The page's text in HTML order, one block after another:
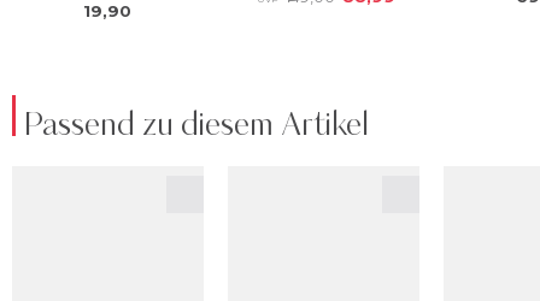
Passend zu diesem Artikel